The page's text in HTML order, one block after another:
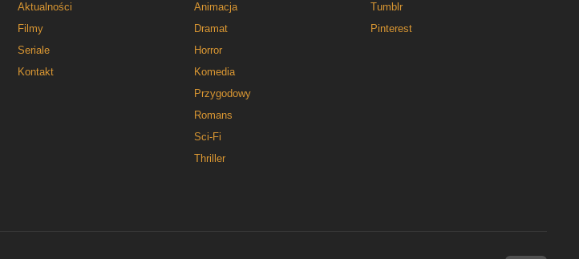
Aktualności
Filmy
Seriale
Kontakt
Animacja
Dramat
Horror
Komedia
Przygodowy
Romans
Sci-Fi
Thriller
Tumblr
Pinterest